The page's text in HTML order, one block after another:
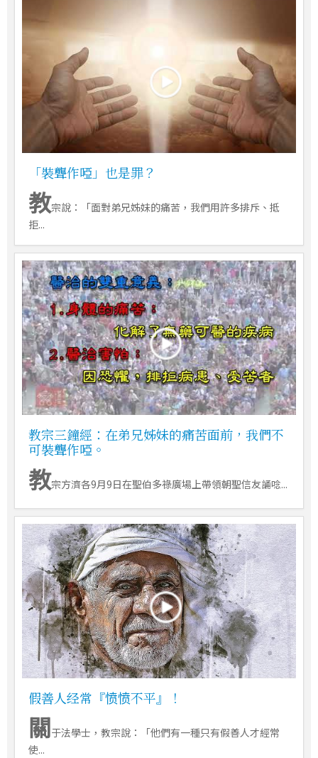
「裝聾作啞」也是罪？
教宗說：「面對弟兄姊妹的痛苦，我們用許多排斥、抵
拒...
教宗三鐘經：在弟兄姊妹的痛苦面前，我們不
可裝聾作啞。
教宗方濟各9月9日在聖伯多祿廣場上帶領朝聖信友誦唸...
假善人经常『愤愤不平』！
關于法學士，教宗說：「他們有一種只有假善人才經常
使...